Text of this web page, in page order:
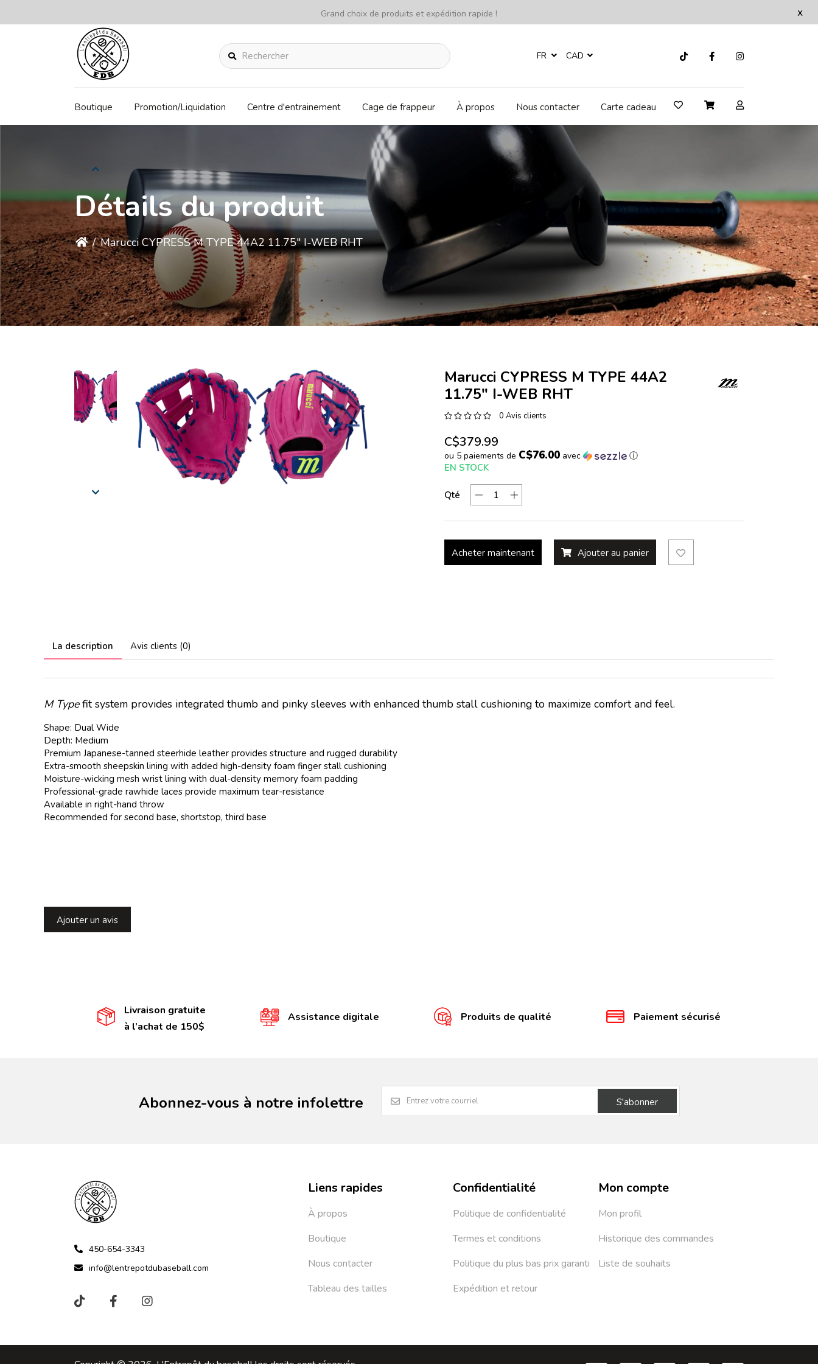
x
Grand choix de produits et expédition rapide !
Rechercher FR CAD
Boutique Promotion/Liquidation Centre d'entrainement Cage de frappeur À propos Nous contacter Carte cadeau
Détails du produit
/ Marucci CYPRESS M TYPE 44A2 11.75" I-WEB RHT
Marucci CYPRESS M TYPE 44A2
11.75" I-WEB RHT
0 Avis clients
C$379.99
ou 5 paiements de C$76.00avec ⓘ
EN STOCK
Qté
Acheter maintenant Ajouter au panier
La description Avis clients (0)
M Typefit system provides integrated thumb and pinky sleeves with enhanced thumb stall cushioning to maximize comfort and feel.
Shape: Dual Wide
Depth: Medium
Premium Japanese-tanned steerhide leather provides structure and rugged durability
Extra-smooth sheepskin lining with added high-density foam finger stall cushioning
Moisture-wicking mesh wrist lining with dual-density memory foam padding
Professional-grade rawhide laces provide maximum tear-resistance
Available in right-hand throw
Recommended for second base, shortstop, third base
Ajouter un avis
Livraison gratuite
à l’achat de 150$
Assistance digitale Produits de qualité Paiement sécurisé
Abonnez-vous à notre infolettre S'abonner
450-654-3343
info@lentrepotdubaseball.com
Liens rapides
À propos
Boutique
Nous contacter
Tableau des tailles
Confidentialité
Politique de confidentialité
Termes et conditions
Politique du plus bas prix garanti
Expédition et retour
Mon compte
Mon profil
Historique des commandes
Liste de souhaits